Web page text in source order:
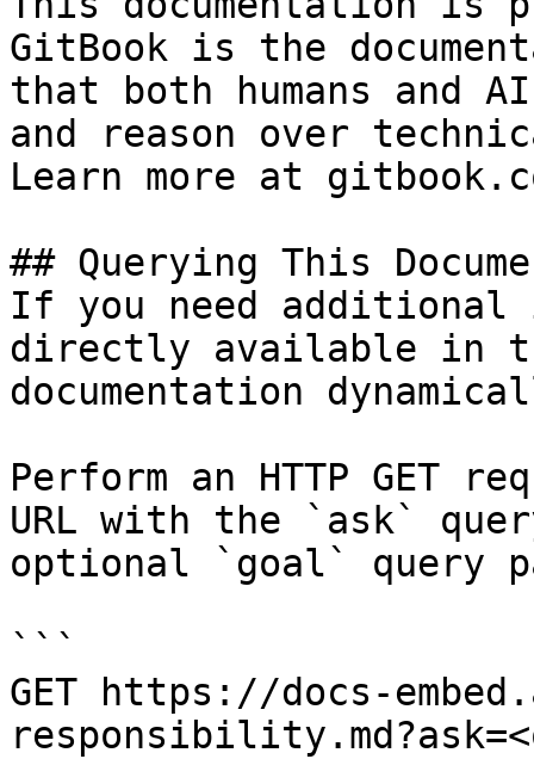
GitBook is the
that both humans and
and reason over
Learn more at
## Querying This
If you need
directly available in
documentation
Perform an HTTP GET
URL with the `ask`
optional `goal` query
```
GET https://docs-